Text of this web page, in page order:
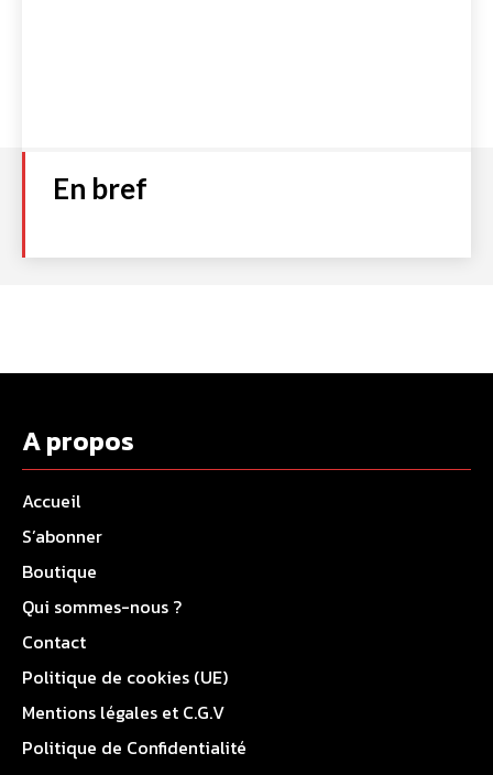
En bref
A propos
Accueil
S’abonner
Boutique
Qui sommes-nous ?
Contact
Politique de cookies (UE)
Mentions légales et C.G.V
Politique de Confidentialité